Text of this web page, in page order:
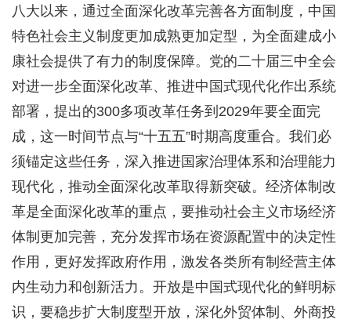
八大以来，通过全面深化改革完善各方面制度，中国
特色社会主义制度更加成熟更加定型，为全面建成小
康社会提供了有力的制度保障。党的二十届三中全会
对进一步全面深化改革、推进中国式现代化作出系统
部署，提出的300多项改革任务到2029年要全面完
成，这一时间节点与“十五五”时期高度重合。我们必
须锚定这些任务，深入推进国家治理体系和治理能力
现代化，推动全面深化改革取得新突破。经济体制改
革是全面深化改革的重点，要推动社会主义市场经济
体制更加完善，充分发挥市场在资源配置中的决定性
作用，更好发挥政府作用，激发各类所有制经营主体
内生动力和创新活力。开放是中国式现代化的鲜明标
识，要稳步扩大制度型开放，深化外贸体制、外商投